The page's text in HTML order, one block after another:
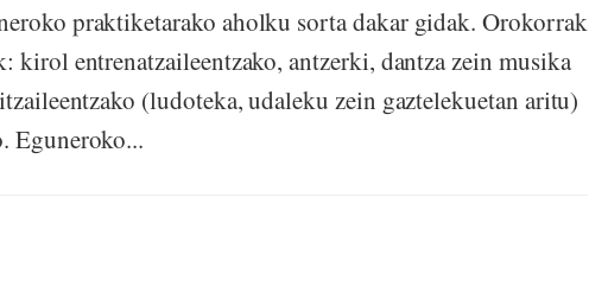
praktiketarako aholku sorta dakar gidak. Orokorrak
kirol entrenatzaileentzako, antzerki, dantza zein musika
(ludoteka, udaleku zein gaztelekuetan aritu)
Eguneroko...